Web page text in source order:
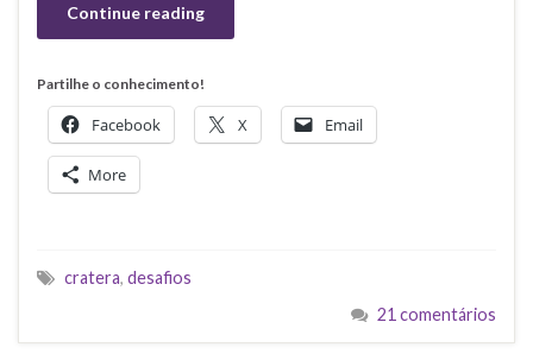
Continue reading
Partilhe o conhecimento!
Facebook X Email
More
cratera, desafios
21 comentários